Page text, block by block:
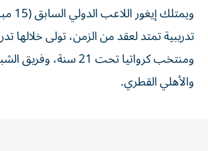
تدريبية تمتد لعقد من الزمن، تولى خلالها
ومنتخب كرواتيا تحت 21
والأهلي القطري.